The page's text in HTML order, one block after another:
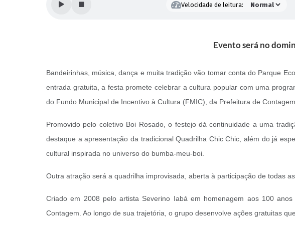
Velocidade de leitura:
Evento será no
Bandeirinhas, música, dança e muita tradição vão tomar conta do Parque
entrada gratuita, a festa promete celebrar a cultura popular com uma
do Fundo Municipal de Incentivo à Cultura (FMIC), da Prefeitura de Contagem.
Promovido pelo coletivo Boi Rosado, o festejo dá continuidade a uma
destaque a apresentação da tradicional Quadrilha Chic Chic, além do já
cultural inspirada no universo do bumba-meu-boi.
Outra atração será a quadrilha improvisada, aberta à participação de todas
Criado em 2008 pelo artista Severino Iabá em homenagem aos 100
Contagem. Ao longo de sua trajetória, o grupo desenvolve ações gratuitas